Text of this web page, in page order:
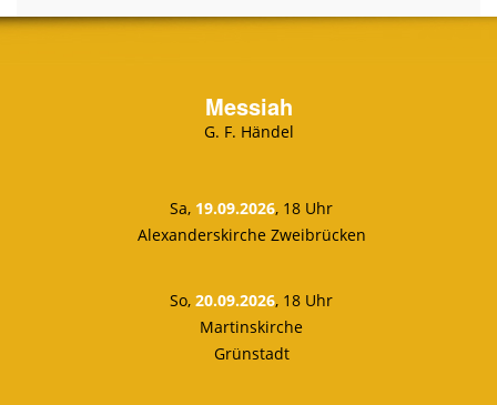
Messiah
G. F. Händel
Sa, 19.09.2026, 18 Uhr
Alexanderskirche Zweibrücken
So, 20.09.2026, 18 Uhr
Martinskirche
Grünstadt